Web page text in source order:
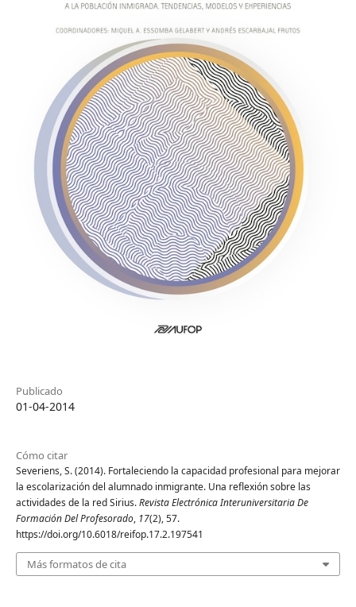
Publicado
01-04-2014
Cómo citar
Severiens, S. (2014). Fortaleciendo la capacidad profesional para mejorar
la escolarización del alumnado inmigrante. Una reflexión sobre las
actividades de la red Sirius.Revista Electrónica Interuniversitaria De
Formación Del Profesorado, 17(2), 57.
https://doi.org/10.6018/reifop.17.2.197541
Más formatos de cita